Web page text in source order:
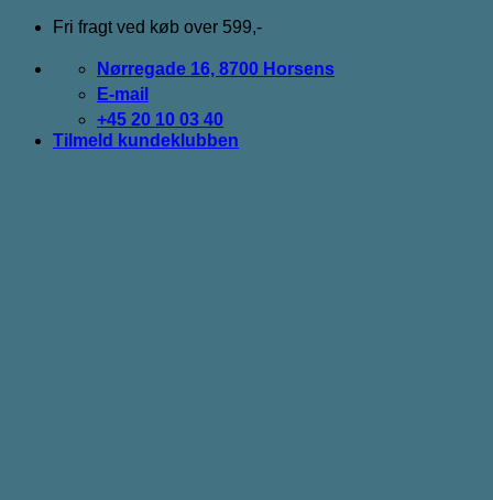
Fortsæt
indhold
Fri fragt ved køb over 599,-
Nørregade 16, 8700 Horsens
E-mail
+45 20 10 03 40
Tilmeld kundeklubben